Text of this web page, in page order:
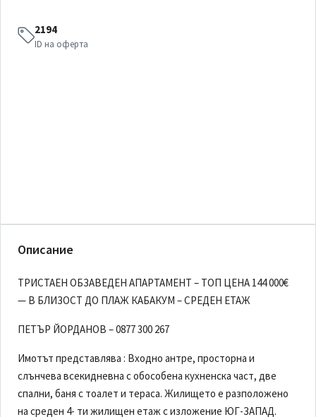
2194
ID на оферта
Описание
ТРИСТАЕН ОБЗАВЕДЕН АПАРТАМЕНТ – ТОП ЦЕНА 144 000€
— В БЛИЗОСТ ДО ПЛАЖ КАБАКУМ – СРЕДЕН ЕТАЖ
ПЕТЪР ЙОРДАНОВ – 0877 300 267
Имотът представлява : Входно антре, просторна и
слънчева всекидневна с обособена кухненска част, две
спални, баня с тоалет и тераса. Жилището е разположено
на среден 4- ти жилищен етаж с изложение ЮГ-ЗАПАД.